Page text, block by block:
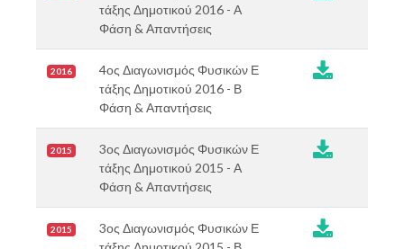
τάξης Δημοτικού 2016 - Α
Φάση & Απαντήσεις
2016
4ος Διαγωνισμός Φυσικών Ε
τάξης Δημοτικού 2016 - Β
Φάση & Απαντήσεις
2015
3ος Διαγωνισμός Φυσικών Ε
τάξης Δημοτικού 2015 - Α
Φάση & Απαντήσεις
2015
3ος Διαγωνισμός Φυσικών Ε